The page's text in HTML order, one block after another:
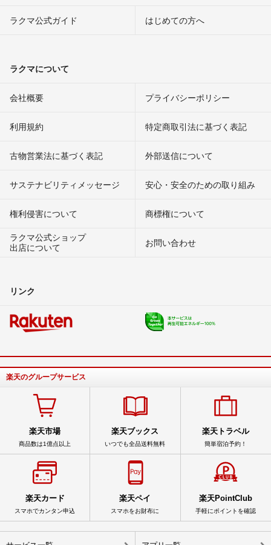
ラクマ公式ガイド はじめての方へ
ラクマについて
会社概要 プライバシーポリシー
利用規約 特定商取引法に基づく表記
古物営業法に基づく表記 外部送信について
サステナビリティメッセージ 安心・安全のための取り組み
権利侵害について
商標権について
ラクマ公式ショップ
出店について
お問い合わせ
リンク
楽天のグループサービス
楽天市場
商品数は1億点以上
楽天ブックス
いつでも全品送料無料
楽天トラベル
簡単宿泊予約！
楽天カード
スマホでカンタン申込
楽天ペイ
スマホをお財布に
楽天PointClub
手軽にポイントを確認